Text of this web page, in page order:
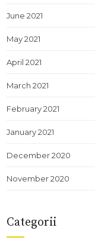
June 2021
May 2021
April 2021
March 2021
February 2021
January 2021
December 2020
November 2020
Categorii